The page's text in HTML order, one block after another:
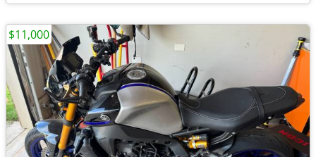
$11,000